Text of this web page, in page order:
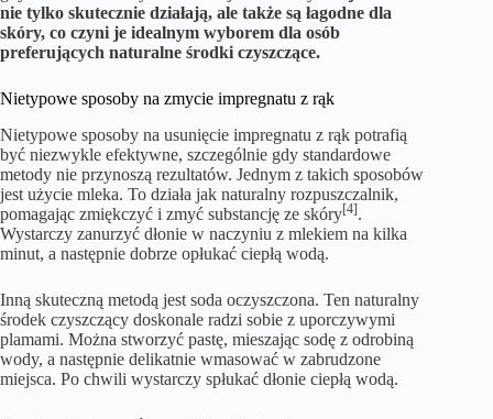
nie tylko skutecznie działają, ale także są łagodne dla
skóry, co czyni je idealnym wyborem dla osób
preferujących naturalne środki czyszczące.
Nietypowe sposoby na zmycie impregnatu z rąk
Nietypowe sposoby na usunięcie impregnatu z rąk potrafią
być niezwykle efektywne, szczególnie gdy standardowe
metody nie przynoszą rezultatów. Jednym z takich sposobów
jest użycie mleka. To działa jak naturalny rozpuszczalnik,
pomagając zmiękczyć i zmyć substancję ze skóry[4].
Wystarczy zanurzyć dłonie w naczyniu z mlekiem na kilka
minut, a następnie dobrze opłukać ciepłą wodą.
Inną skuteczną metodą jest soda oczyszczona. Ten naturalny
środek czyszczący doskonale radzi sobie z uporczywymi
plamami. Można stworzyć pastę, mieszając sodę z odrobiną
wody, a następnie delikatnie wmasować w zabrudzone
miejsca. Po chwili wystarczy spłukać dłonie ciepłą wodą.